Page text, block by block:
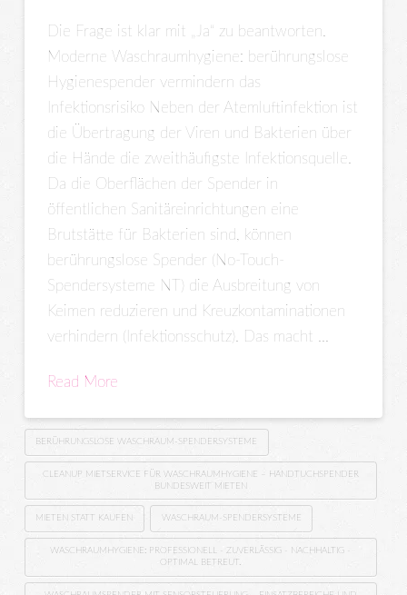
Die Frage ist klar mit „Ja“ zu beantworten.
Moderne Waschraumhygiene: berührungslose
Hygienespender vermindern das
Infektionsrisiko Neben der Atemluftinfektion ist
die Übertragung der Viren und Bakterien über
die Hände die zweithäufigste Infektionsquelle.
Da die Oberflächen der Spender in
öffentlichen Sanitäreinrichtungen eine
Brutstätte für Bakterien sind, können
berührungslose Spender (No-Touch-
Spendersysteme NT) die Ausbreitung von
Keimen reduzieren und Kreuzkontaminationen
verhindern (Infektionsschutz). Das macht …
Read More
BERÜHRUNGSLOSE WASCHRAUM-SPENDERSYSTEME
CLEANUP MIETSERVICE FÜR WASCHRAUMHYGIENE – HANDTUCHSPENDER
BUNDESWEIT MIETEN
MIETEN STATT KAUFEN WASCHRAUM-SPENDERSYSTEME
WASCHRAUMHYGIENE: PROFESSIONELL - ZUVERLÄSSIG - NACHHALTIG -
OPTIMAL BETREUT.